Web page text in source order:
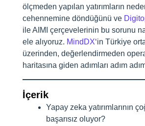
ölçmeden yapılan yatırımların
cehennemine döndüğünü ve
ile AIMI çerçevelerinin bu sorunu
ele alıyoruz. MindDX‘in Türkiye
üzerinden, değerlendirmeden
haritasına giden adımları adım
İçerik
Yapay zeka yatırımlarının
başarısız oluyor?